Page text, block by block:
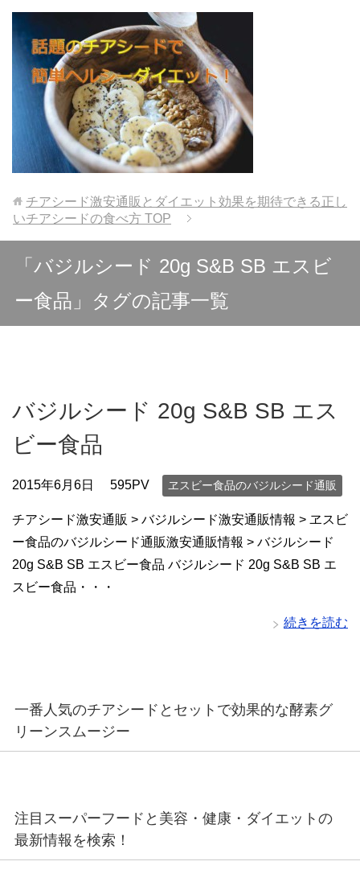
チアシード激安通販とダイエット効果を期待できる正し
いチアシードの食べ方 TOP
「バジルシード 20g S&B SB エスビ
ー食品」タグの記事一覧
バジルシード 20g S&B SB エス
ビー食品
2015年6月6日 595PV ヱスビー食品のバジルシード通販
チアシード激安通販 > バジルシード激安通販情報 > ヱスビ
ー食品のバジルシード通販激安通販情報 > バジルシード
20g S&B SB エスビー食品 バジルシード 20g S&B SB エ
スビー食品・・・
続きを読む
一番人気のチアシードとセットで効果的な酵素グ
リーンスムージー
注目スーパーフードと美容・健康・ダイエットの
最新情報を検索！